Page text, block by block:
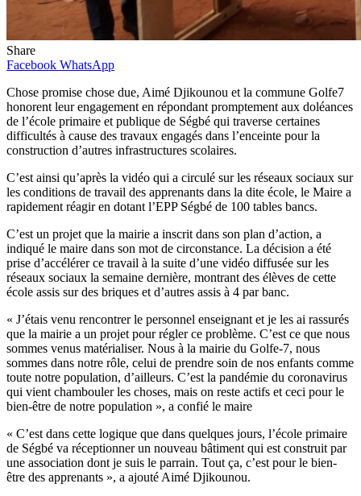
Share
Facebook WhatsApp
Chose promise chose due, Aimé Djikounou et la commune Golfe7
honorent leur engagement en répondant promptement aux doléances
de l’école primaire et publique de Ségbé qui traverse certaines
difficultés à cause des travaux engagés dans l’enceinte pour la
construction d’autres infrastructures scolaires.
C’est ainsi qu’après la vidéo qui a circulé sur les réseaux sociaux sur
les conditions de travail des apprenants dans la dite école, le Maire a
rapidement réagir en dotant l’EPP Ségbé de 100 tables bancs.
C’est un projet que la mairie a inscrit dans son plan d’action, a
indiqué le maire dans son mot de circonstance. La décision a été
prise d’accélérer ce travail à la suite d’une vidéo diffusée sur les
réseaux sociaux la semaine dernière, montrant des élèves de cette
école assis sur des briques et d’autres assis à 4 par banc.
« J’étais venu rencontrer le personnel enseignant et je les ai rassurés
que la mairie a un projet pour régler ce problème. C’est ce que nous
sommes venus matérialiser. Nous à la mairie du Golfe-7, nous
sommes dans notre rôle, celui de prendre soin de nos enfants comme
toute notre population, d’ailleurs. C’est la pandémie du coronavirus
qui vient chambouler les choses, mais on reste actifs et ceci pour le
bien-être de notre population », a confié le maire
« C’est dans cette logique que dans quelques jours, l’école primaire
de Ségbé va réceptionner un nouveau bâtiment qui est construit par
une association dont je suis le parrain. Tout ça, c’est pour le bien-
être des apprenants », a ajouté Aimé Djikounou.